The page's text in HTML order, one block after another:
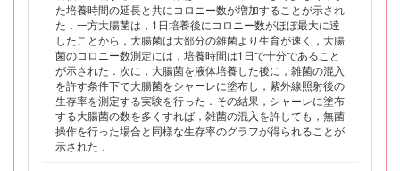
た培養時間の延長と共にコロニー数が増加することが示され
た．一方大腸菌は，1日培養後にコロニー数がほぼ最大に達
したことから，大腸菌は大部分の雑菌より生育が速く，大腸
菌のコロニー数測定には，培養時間は1日で十分であること
が示された．次に，大腸菌を液体培養した後に，雑菌の混入
を許す条件下で大腸菌をシャーレに塗布し，紫外線照射後の
生存率を測定する実験を行った．その結果，シャーレに塗布
する大腸菌の数を多くすれば，雑菌の混入を許しても，無菌
操作を行った場合と同様な生存率のグラフが得られることが
示された．